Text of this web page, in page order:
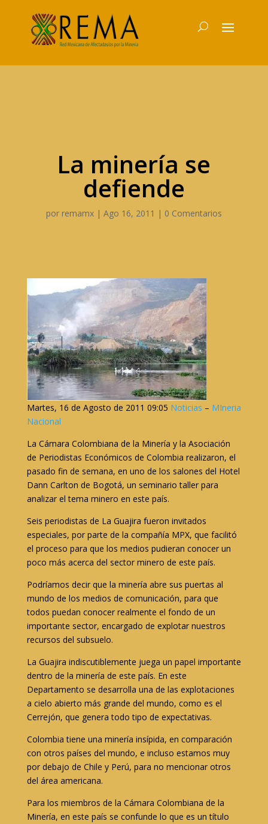
La minería se
defiende
por remamx| Ago 16, 2011 | 0 Comentarios
Martes, 16 de Agosto de 2011 09:05 Noticias – MIneria
Nacional
La Cámara Colombiana de la Minería y la Asociación
de Periodistas Económicos de Colombia realizaron, el
pasado fin de semana, en uno de los salones del Hotel
Dann Carlton de Bogotá, un seminario taller para
analizar el tema minero en este país.
Seis periodistas de La Guajira fueron invitados
especiales, por parte de la compañía MPX, que facilitó
el proceso para que los medios pudieran conocer un
poco más acerca del sector minero de este país.
Podríamos decir que la minería abre sus puertas al
mundo de los medios de comunicación, para que
todos puedan conocer realmente el fondo de un
importante sector, encargado de explotar nuestros
recursos del subsuelo.
La Guajira indiscutiblemente juega un papel importante
dentro de la minería de este país. En este
Departamento se desarrolla una de las explotaciones
a cielo abierto más grande del mundo, como es el
Cerrejón, que genera todo tipo de expectativas.
Colombia tiene una minería insípida, en comparación
con otros países del mundo, e incluso estamos muy
por debajo de Chile y Perú, para no mencionar otros
del área americana.
Para los miembros de la Cámara Colombiana de la
Minería, en este país se confunde lo que es un título